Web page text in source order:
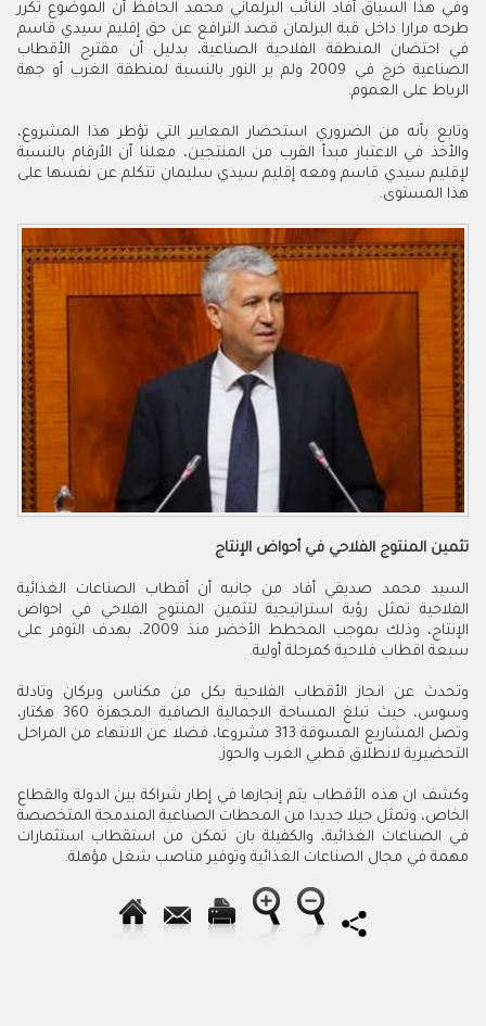
وفي هذا السياق أفاد النائب البرلماني محمد الحافظ أن الموضوع تكرر
طرحه مرارا داخل قبة البرلمان قصد الترافع عن حق إقليم سيدي قاسم
في احتضان المنطقة الفلاحية الصناعية، بدليل أن مقترح الأقطاب
الصناعية خرج في 2009 ولم ير النور بالنسبة لمنطقة الغرب أو جهة
الرباط على العموم.
وتابع بأنه من الضروري استحضار المعايير التي تؤطر هذا المشروع،
والأخذ في الاعتبار مبدأ القرب من المنتجين، معلنا أن الأرقام بالنسبة
لإقليم سيدي قاسم ومعه إقليم سيدي سليمان تتكلم عن نفسها على
هذا المستوى.
تثمين المنتوج الفلاحي في أحواض الإنتاج
السيد محمد صديقي أفاد من جانبه أن أقطاب الصناعات الغذائية
الفلاحية تمثل رؤية استراتيجية لتثمين المنتوج الفلاحي في احواض
الإنتاج، وذلك بموجب المخطط الأخضر منذ 2009، بهدف التوفر على
سبعة اقطاب فلاحية كمرحلة أولية.
وتحدث عن انجاز الأقطاب الفلاحية بكل من مكناس وبركان وتادلة
وسوس، حيث تبلغ المساحة الاجمالية الصافية المجهزة 360 هكتار،
وتصل المشاريع المسوقة 313 مشروعا، فضلا عن الانتهاء من المراحل
التحضيرية لانطلاق قطبي الغرب والحوز.
وكشف ان هذه الأقطاب يتم إنجازها في إطار شراكة بين الدولة والقطاع
الخاص، وتمثل جيلا جديدا من المحطات الصناعية المندمجة المتخصصة
في الصناعات الغذائية، والكفيلة بان تمكن من استقطاب استثمارات
مهمة في مجال الصناعات الغذائية وتوفير مناصب شغل مؤهلة.